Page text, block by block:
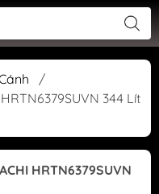
/
344 Lít
HRTN6379SUVN